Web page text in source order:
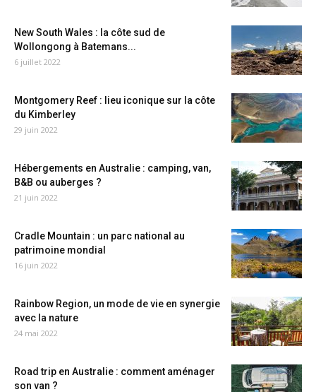
New South Wales : la côte sud de
Wollongong à Batemans...
6 juillet 2022
Montgomery Reef : lieu iconique sur la côte
du Kimberley
29 juin 2022
Hébergements en Australie : camping, van,
B&B ou auberges ?
21 juin 2022
Cradle Mountain : un parc national au
patrimoine mondial
16 juin 2022
Rainbow Region, un mode de vie en synergie
avec la nature
24 mai 2022
Road trip en Australie : comment aménager
son van ?